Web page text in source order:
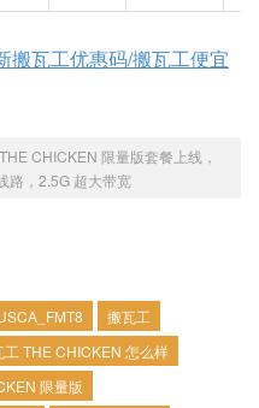
since Q3 2022,
of savings into it, and
you cantravel back
搬瓦工优惠码/搬瓦工便宜
CHICKEN 限量版套餐上线，
路，2.5G 超大带宽
搬瓦工
工 THE CHICKEN 怎么样
限量版